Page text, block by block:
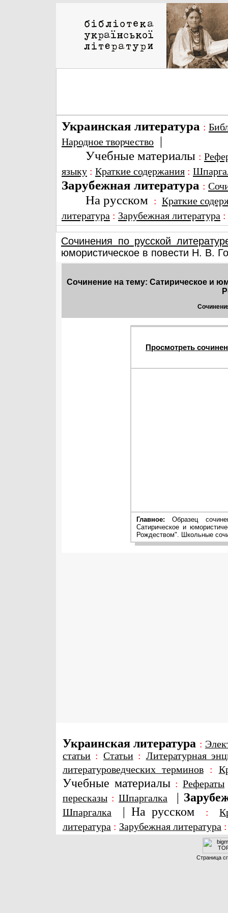
Украинская литература :
Народное творчество |
Учебные материалы :
языку : Краткие содержания :
Зарубежная литература :
На русском : Краткие
литература : Зарубежная литература
Сочинения по русской
юмористическое в повести Н. В.
Сочинение на тему: Сатирическое и
Просмотреть
Главное: Образец
Сатирическое и
Рождеством". Школьные
Украинская литература :
статьи : Статьи: Литературная
литературоведческих терминов:
Учебные материалы : Рефераты
пересказы : Шпаргалка |
Шпаргалка | На русском :
литература : Зарубежная литература
Страница